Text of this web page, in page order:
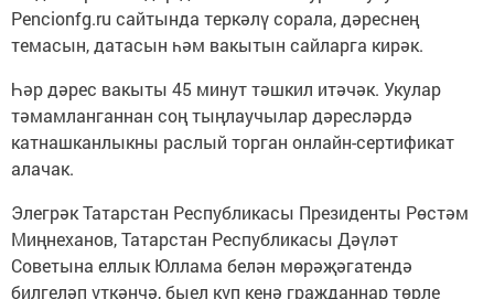
Pencionfg.ru сайтында теркәлү сорала, дәреснең
темасын, датасын һәм вакытын сайларга кирәк.
Һәр дәрес вакыты 45 минут тәшкил итәчәк. Укулар
тәмамланганнан соң тыңлаучылар дәресләрдә
катнашканлыкны раслый торган онлайн-сертификат
алачак.
Элегрәк Татарстан Республикасы Президенты Рөстәм
Миңнеханов, Татарстан Республикасы Дәүләт
Советына еллык Юллама белән мөрәҗәгатендә
билгеләп үткәнчә, быел күп кенә гражданнар төрле